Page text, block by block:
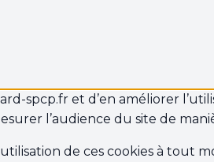
spcp.fr et d’en améliorer
l’audience du site de
de ces cookies à tout